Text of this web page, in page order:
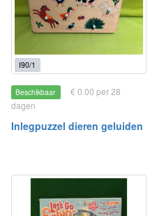
I90/1
Beschikbaar
€ 0.00 per 28
dagen
Inlegpuzzel dieren geluiden